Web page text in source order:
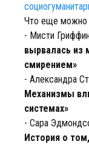
Что еще можно
- Мисти Гриффин
вырвалась из
смирением»
- Александра
Механизмы
системах»
- Сара
История о